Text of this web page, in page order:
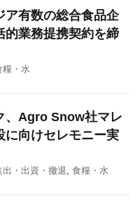
ア有数の総合食品企
的業務提携契約を締
糧・水
、Agro Snow社マレ
に向けセレモニー実
出・出資・撤退 食糧・水